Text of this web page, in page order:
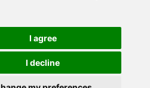
I agree
I decline
De Giorgi
LinkedIn
Napoli